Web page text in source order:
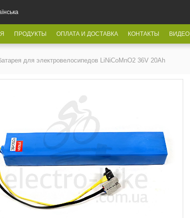
ПРОДУКТЫ ОПЛАТА И ДОСТАВКА КОНТАКТЫ ВИДЕО
для электровелосипедов LiNiCoMnO2 36V 20Ah